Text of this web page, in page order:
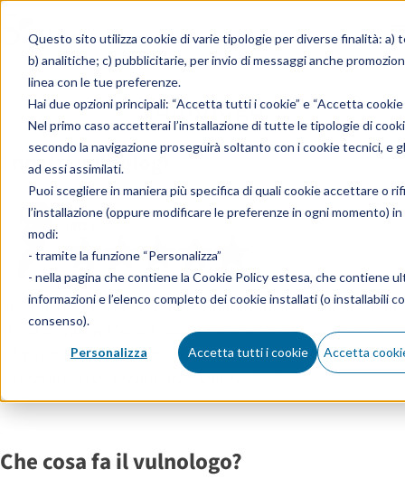
Questo sito utilizza cookie di varie tipologie per diverse finalità: a)
b) analitiche; c) pubblicitarie, per invio di messaggi anche
linea con le tue preferenze.
Hai due opzioni principali: “Accetta tutti i cookie” e “Accetta
Nel primo caso accetterai l’installazione di tutte le tipologie di
secondo la navigazione proseguirà soltanto con i cookie tecnici, e
ad essi assimilati.
Puoi scegliere in maniera più specifica di quali cookie accettare o
l’installazione (oppure modificare le preferenze in ogni momento)
modi:
- tramite la funzione “Personalizza”
- nella pagina che contiene la Cookie Policy estesa, che contiene
informazioni e l’elenco completo dei cookie installati (o installabili
consenso).
Personalizza Accetta tutti i cookie Accetta
Vulnologo
I nostri vulnologi
Giuseppe
Medico Chirurgo specialista in Chirurgia Generale
Nella sede di Busto Arsizio del Santagostino, in Piazza Santa
Maria angolo via Sant’Antonio, l’ambulatorio di vulnologia
offre l’impianto cutaneo, una procedura di medicina
rigenerativa per la cura delle ferite difficili.
Che cosa fa il vulnologo?